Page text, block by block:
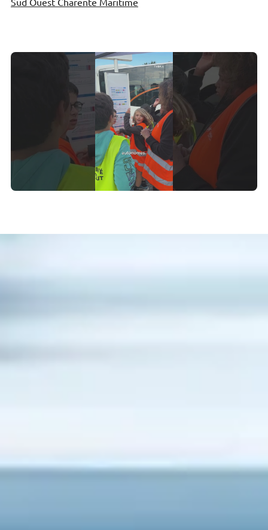
Sud Ouest Charente Maritime